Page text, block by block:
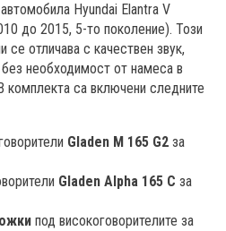
Hyundai Elantra V
до 2015, 5-то поколение). Този
се отличава с качествен звук,
необходимост от намеса в
комплекта са включени следните
Gladen M 165 G2 за
Gladen Alpha 165 C за
под високоговорителите за